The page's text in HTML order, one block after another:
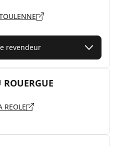
revendeur
ROUERGUE